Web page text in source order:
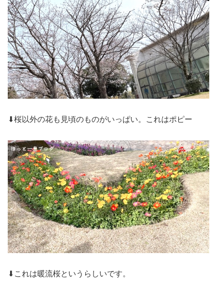
⬇桜以外の花も見頃のものがいっぱい。これはポピー
⬇これは暖流桜というらしいです。